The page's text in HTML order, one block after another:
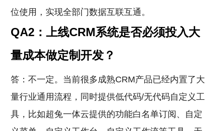
位使用，实现全部门数据互联互通。
QA2：上线CRM系统是否必须投入大
量成本做定制开发？
答：不一定。当前很多成熟CRM产品已经内置了大
量行业通用流程，同时提供低代码/无代码自定义工
具，比如超兔一体云提供的功能白名单订阅、自定